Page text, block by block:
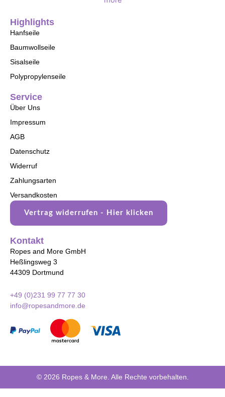
Highlights
Hanfseile
Baumwollseile
Sisalseile
Polypropylenseile
Service
Über Uns
Impressum
AGB
Datenschutz
Widerruf
Zahlungsarten
Versandkosten
Vertrag widerrufen - Hier klicken
Kontakt
Ropes and More GmbH
Heßlingsweg 3
44309 Dortmund
+49 (0)231 99 77 77 30
info@ropesandmore.de
© 2026 Ropes & More. Alle Rechte vorbehalten.